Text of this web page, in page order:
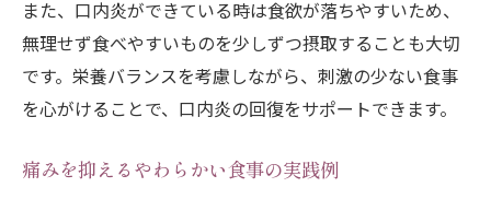
また、口内炎ができている時は食欲が落ちやすいため、
無理せず食べやすいものを少しずつ摂取することも大切
です。栄養バランスを考慮しながら、刺激の少ない食事
を心がけることで、口内炎の回復をサポートできます。
痛みを抑えるやわらかい食事の実践例